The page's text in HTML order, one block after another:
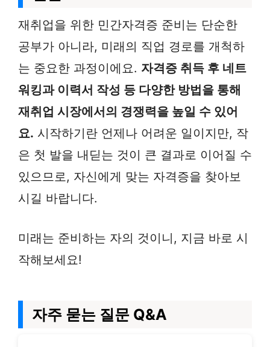
재취업을 위한 민간자격증 준비는 단순한
공부가 아니라, 미래의 직업 경로를 개척하
는 중요한 과정이에요. 자격증 취득 후 네트
워킹과 이력서 작성 등 다양한 방법을 통해
재취업 시장에서의 경쟁력을 높일 수 있어
요. 시작하기란 언제나 어려운 일이지만, 작
은 첫 발을 내딛는 것이 큰 결과로 이어질 수
있으므로, 자신에게 맞는 자격증을 찾아보
시길 바랍니다.
미래는 준비하는 자의 것이니, 지금 바로 시
작해보세요!
자주 묻는 질문 Q&A